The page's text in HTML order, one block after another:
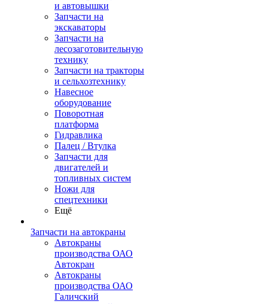
и автовышки
Запчасти на
экскаваторы
Запчасти на
лесозаготовительную
технику
Запчасти на тракторы
и сельхозтехнику
Навесное
оборудование
Поворотная
платформа
Гидравлика
Палец / Втулка
Запчасти для
двигателей и
топливных систем
Ножи для
спецтехники
Ещё
Запчасти на автокраны
Автокраны
производства ОАО
Автокран
Автокраны
производства ОАО
Галичский